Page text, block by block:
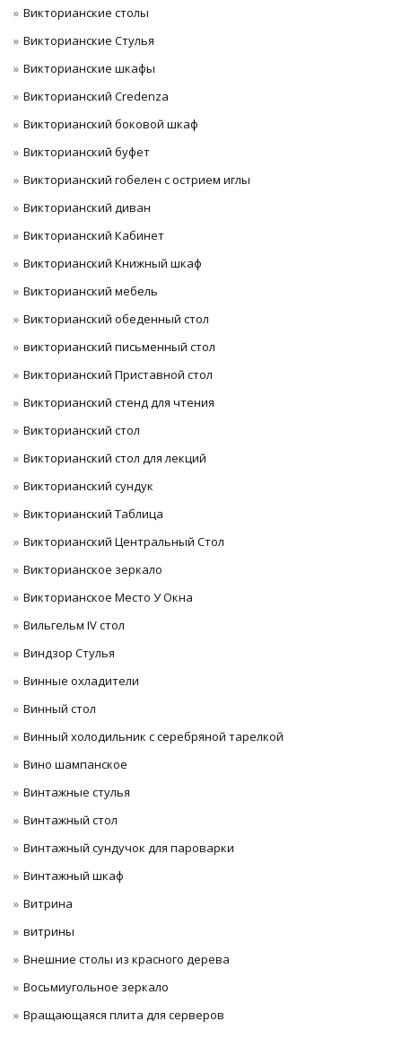
Викторианские столы
Викторианские Стулья
Викторианские шкафы
Викторианский Credenza
Викторианский боковой шкаф
Викторианский буфет
Викторианский гобелен с острием иглы
Викторианский диван
Викторианский Кабинет
Викторианский Книжный шкаф
Викторианский мебель
Викторианский обеденный стол
викторианский письменный стол
Викторианский Приставной стол
Викторианский стенд для чтения
Викторианский стол
Викторианский стол для лекций
Викторианский сундук
Викторианский Таблица
Викторианский Центральный Стол
Викторианское зеркало
Викторианское Место У Окна
Вильгельм IV стол
Виндзор Стулья
Винные охладители
Винный стол
Винный холодильник с серебряной тарелкой
Вино шампанское
Винтажные стулья
Винтажный стол
Винтажный сундучок для пароварки
Винтажный шкаф
Витрина
витрины
Внешние столы из красного дерева
Восьмиугольное зеркало
Вращающаяся плита для серверов